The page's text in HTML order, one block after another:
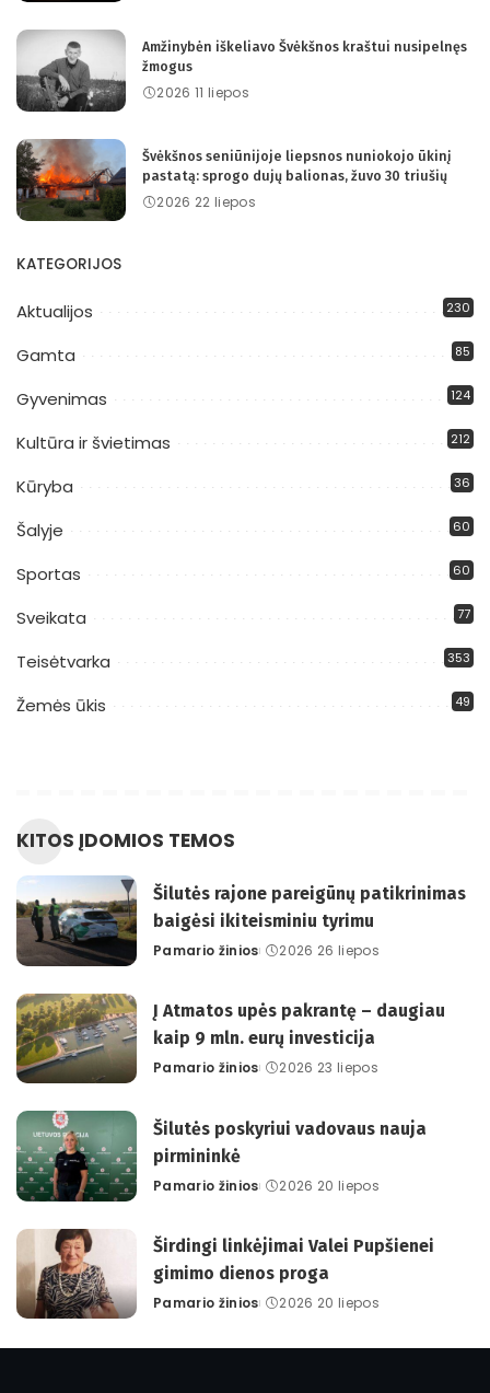
Amžinybėn iškeliavo Švėkšnos kraštui nusipelnęs
žmogus
2026 11 liepos
Švėkšnos seniūnijoje liepsnos nuniokojo ūkinį
pastatą: sprogo dujų balionas, žuvo 30 triušių
2026 22 liepos
KATEGORIJOS
Aktualijos 230
Gamta 85
Gyvenimas 124
Kultūra ir švietimas 212
Kūryba 36
Šalyje 60
Sportas 60
Sveikata 77
Teisėtvarka 353
Žemės ūkis 49
KITOS ĮDOMIOS TEMOS
Šilutės rajone pareigūnų patikrinimas
baigėsi ikiteisminiu tyrimu
Posted
Pamario žinios 2026 26 liepos
Į Atmatos upės pakrantę – daugiau
kaip 9 mln. eurų investicija
Posted
Pamario žinios 2026 23 liepos
Šilutės poskyriui vadovaus nauja
pirmininkė
Posted
Pamario žinios 2026 20 liepos
Širdingi linkėjimai Valei Pupšienei
gimimo dienos proga
Posted
Pamario žinios 2026 20 liepos